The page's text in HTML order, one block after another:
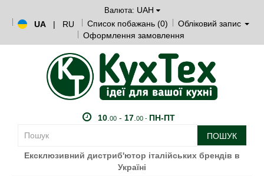
Валюта: UAH
UA
| RU Список побажань (0)
Обліковий запис
Оформлення замовлення
10. 00- 17. 00 - ПН-ПТ
ПОШУК
Ексклюзивний дистриб'ютор італійських брендів в
Україні